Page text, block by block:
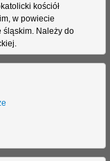
kościół
w powiecie
śląskim. Należy do